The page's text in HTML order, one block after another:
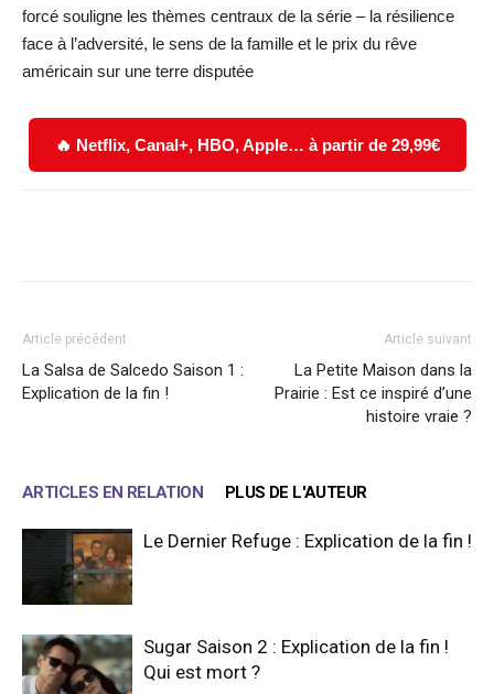
forcé souligne les thèmes centraux de la série – la résilience
face à l’adversité, le sens de la famille et le prix du rêve
américain sur une terre disputée
🔥 Netflix, Canal+, HBO, Apple… à partir de 29,99€
Article précédent
La Salsa de Salcedo Saison 1 :
Explication de la fin !
Article suivant
La Petite Maison dans la
Prairie : Est ce inspiré d’une
histoire vraie ?
ARTICLES EN RELATION PLUS DE L'AUTEUR
Le Dernier Refuge : Explication de la fin !
Sugar Saison 2 : Explication de la fin !
Qui est mort ?